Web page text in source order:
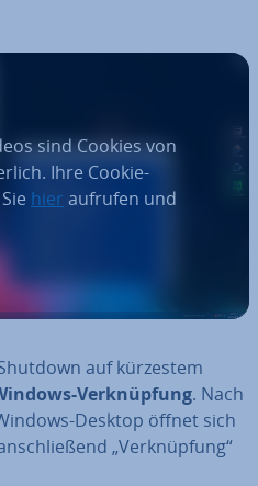
sind Cookies von
Ihre Cookie-
hier aufrufen und
auf kürzestem
Ver­knüp­fung. Nach
Desktop öffnet sich
„Ver­knüp­fung“